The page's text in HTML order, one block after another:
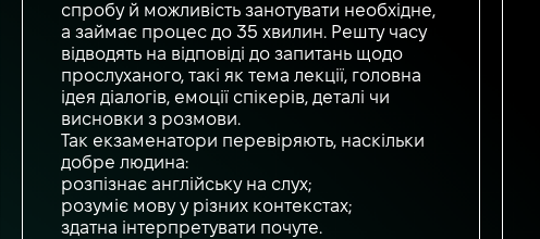
спробу й можливість занотувати необхідне,
а займає процес до 35 хвилин. Решту часу
відводять на відповіді до запитань щодо
прослуханого, такі як тема лекції, головна
ідея діалогів, емоції спікерів, деталі чи
висновки з розмови.
Так екзаменатори перевіряють, наскільки
добре людина:
розпізнає англійську на слух;
розуміє мову у різних контекстах;
здатна інтерпретувати почуте.